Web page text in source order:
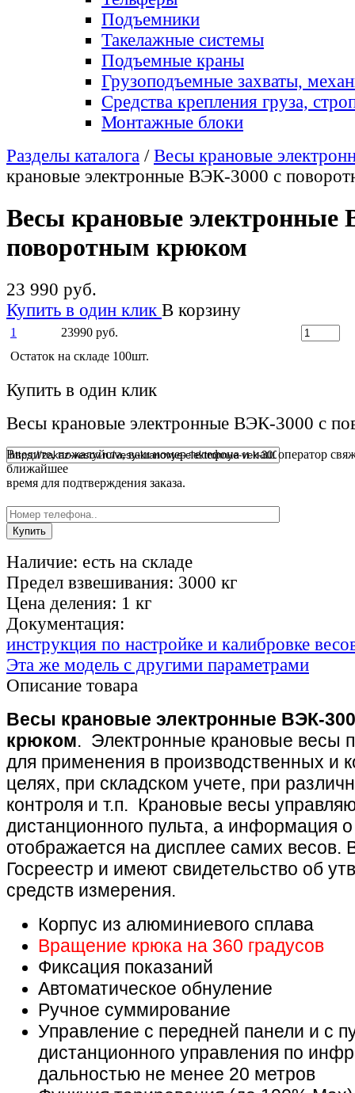
Подъемники
Такелажные системы
Подъемные краны
Грузоподъемные захваты,
Средства крепления груза,
Монтажные блоки
Разделы каталога / Весы крановые
крановые электронные ВЭК-3000 с
Весы крановые электронные
поворотным крюком
23 990 руб.
Купить в один клик В корзину
1
23990 руб.
Остаток на складе 100шт.
Купить в один клик
Весы крановые электронные ВЭК-3000 с
Введите, пожалуйста, ваш номер телефона и наш оператор
ближайшее
время для подтверждения заказа.
Наличие: есть на складе
Предел взвешивания: 3000 кг
Цена деления: 1 кг
Документация:
инструкция по настройке и калибровке
Эта же модель с другими параметрами
Описание товара
Весы крановые электронные ВЭК-
крюком. Электронные крановые весы
для применения в производственных и
целях, при складском учете, при
контроля и т.п. Крановые весы
дистанционного пульта, а информация о
отображается на дисплее самих весов.
Госреестр и имеют свидетельство об
средств измерения.
Корпус из алюминиевого сплава
Вращение крюка на 360 градусов
Фиксация показаний
Автоматическое обнуление
Ручное суммирование
Управление с передней панели и с
дистанционного управления по
дальностью не менее 20 метров